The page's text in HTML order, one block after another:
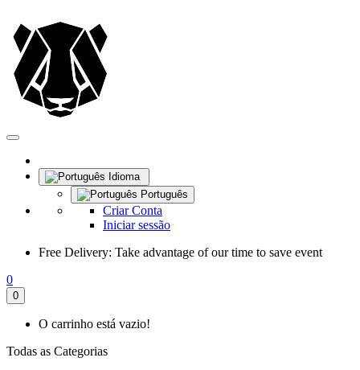
Idioma
Português
Criar Conta
Iniciar sessão
Free Delivery: Take advantage of our time to save event
0
0
O carrinho está vazio!
Todas as Categorias